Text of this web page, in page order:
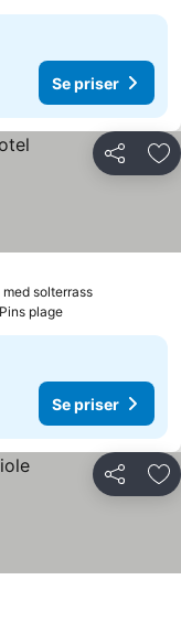
Se priser
Dela
solterrass
plage
Se priser
Dela